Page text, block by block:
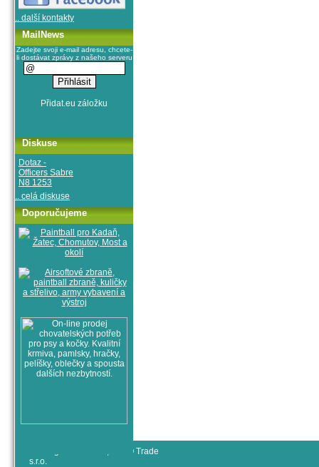
.. další kontakty
MailNews
Zadejte svoji e-mail adresu, chcete-
li dostávat zprávy z našeho serveru
Diskuse
Dotaz -
Officers Sabre
N8 1253
.. celá diskuse
Doporučujeme
© All rights reserved, RYJO Trade
s.r.o.